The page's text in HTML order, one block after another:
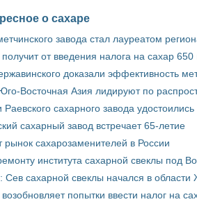
о сахаре
завода стал лауреатом
от введения налога на сахар
доказали эффективность
Восточная Азия лидируют по
Раевского сахарного завода удостоились
сахарный завод встречает 65-летие
рынок сахарозаменителей в России
института сахарной свеклы под
Сев сахарной свеклы начался в области
попытки ввести налог на